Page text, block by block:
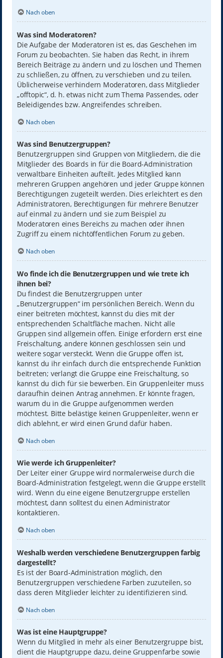
Nach oben
Was sind Moderatoren?
Die Aufgabe der Moderatoren ist es, das Geschehen im
Forum zu beobachten. Sie haben das Recht, in ihrem
Bereich Beiträge zu ändern und zu löschen und Themen
zu schließen, zu öffnen, zu verschieben und zu teilen.
Üblicherweise verhindern Moderatoren, dass Mitglieder
„offtopic“, d. h. etwas nicht zum Thema Passendes, oder
Beleidigendes bzw. Angreifendes schreiben.
Nach oben
Was sind Benutzergruppen?
Benutzergruppen sind Gruppen von Mitgliedern, die die
Mitglieder des Boards in für die Board-Administration
verwaltbare Einheiten aufteilt. Jedes Mitglied kann
mehreren Gruppen angehören und jeder Gruppe können
Berechtigungen zugeteilt werden. Dies erleichtert es den
Administratoren, Berechtigungen für mehrere Benutzer
auf einmal zu ändern und sie zum Beispiel zu
Moderatoren eines Bereichs zu machen oder ihnen
Zugriff zu einem nichtöffentlichen Forum zu geben.
Nach oben
Wo finde ich die Benutzergruppen und wie trete ich
ihnen bei?
Du findest die Benutzergruppen unter
„Benutzergruppen“ im persönlichen Bereich. Wenn du
einer beitreten möchtest, kannst du dies mit der
entsprechenden Schaltfläche machen. Nicht alle
Gruppen sind allgemein offen. Einige erfordern erst eine
Freischaltung, andere können geschlossen sein und
weitere sogar versteckt. Wenn die Gruppe offen ist,
kannst du ihr einfach durch die entsprechende Funktion
beitreten; verlangt die Gruppe eine Freischaltung, so
kannst du dich für sie bewerben. Ein Gruppenleiter muss
daraufhin deinen Antrag annehmen. Er könnte fragen,
warum du in die Gruppe aufgenommen werden
möchtest. Bitte belästige keinen Gruppenleiter, wenn er
dich ablehnt, er wird einen Grund dafür haben.
Nach oben
Wie werde ich Gruppenleiter?
Der Leiter einer Gruppe wird normalerweise durch die
Board-Administration festgelegt, wenn die Gruppe erstellt
wird. Wenn du eine eigene Benutzergruppe erstellen
möchtest, dann solltest du einen Administrator
kontaktieren.
Nach oben
Weshalb werden verschiedene Benutzergruppen farbig
dargestellt?
Es ist der Board-Administration möglich, den
Benutzergruppen verschiedene Farben zuzuteilen, so
dass deren Mitglieder leichter zu identifizieren sind.
Nach oben
Was ist eine Hauptgruppe?
Wenn du Mitglied in mehr als einer Benutzergruppe bist,
dient die Hauptgruppe dazu, deine Gruppenfarbe sowie